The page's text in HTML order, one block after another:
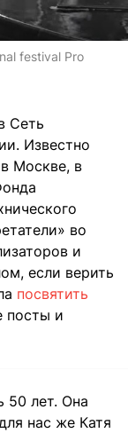
festival Pro
Сеть
Известно
Москве, в
во
и
если верить
посвятить
посты и
50 лет. Она
нас же Катя